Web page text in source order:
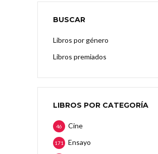
BUSCAR
Libros por género
Libros premiados
LIBROS POR CATEGORÍA
Cine
46
Ensayo
171